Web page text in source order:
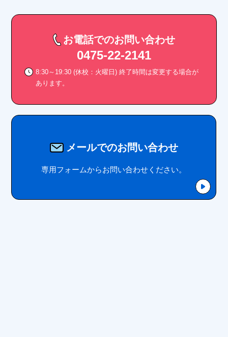
お電話でのお問い合わせ
0475-22-2141
8:30～19:30 (休校：火曜日) 終了時間は変更する場合が
あります。
メールでのお問い合わせ
専用フォームからお問い合わせください。